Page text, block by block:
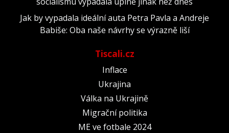
Jak by vypadala ideální auta Petra Pavla a Andreje
Babiše: Oba naše návrhy se výrazně liší
Tiscali.cz
Inflace
Ukrajina
Válka na Ukrajině
Migrační politika
ME ve fotbale 2024